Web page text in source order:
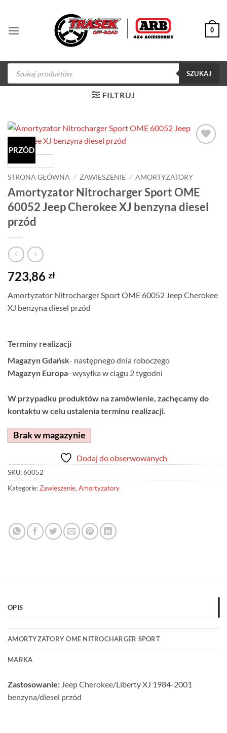
zawartości
0
Wyszukiwarka
produktów
SZUKAJ
FILTRUJ
PRZÓD
STRONA GŁÓWNA / ZAWIESZENIE / AMORTYZATORY
Amortyzator Nitrocharger Sport OME
60052 Jeep Cherokee XJ benzyna diesel
przód
723,86 zł
Amortyzator Nitrocharger Sport OME 60052 Jeep Cherokee
XJ benzyna diesel przód
Terminy realizacji
Magazyn Gdańsk- następnego dnia roboczego
Magazyn Europa- wysyłka w ciągu 2 tygodni
W przypadku produktów na zamówienie, zachęcamy do
kontaktu w celu ustalenia terminu realizacji.
Brak w magazynie
Dodaj do obserwowanych
SKU:60052
Kategorie:Zawieszenie, Amortyzatory
OPIS
AMORTYZATORY OME NITROCHARGER SPORT
MARKA
Zastosowanie: Jeep Cherokee/Liberty XJ 1984-2001
benzyna/diesel przód